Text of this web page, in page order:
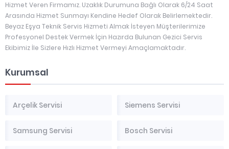
Hizmet Veren Firmamız. Uzaklık Durumuna Bağlı Olarak 6/24 Saat
Arasında Hizmet Sunmayı Kendine Hedef Olarak Belirlemektedir.
Beyaz Eşya Teknik Servis Hizmeti Almak İsteyen Müşterilerimize
Profesyonel Destek Vermek İçin Hazırda Bulunan Gezici Servis
Ekibimiz İle Sizlere Hızlı Hizmet Vermeyi Amaçlamaktadır.
Kurumsal
Arçelik Servisi Siemens Servisi
Samsung Servisi Bosch Servisi